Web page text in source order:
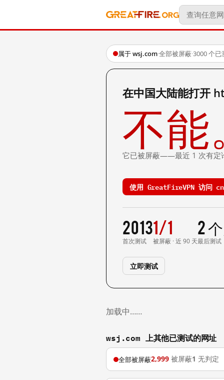
属于 wsj.com·全部被屏蔽·3000 个已
在中国大陆能打开
不能
它已被屏蔽——最近 1 次有定
使用 GreatFireVPN 访问
2013
首次测试
1/1
被屏蔽 · 近 90 天
2
最后测试
立即测试
加载中……
wsj.com 上其他已测试的网址
全部被屏蔽2,999 被屏蔽1 无判定